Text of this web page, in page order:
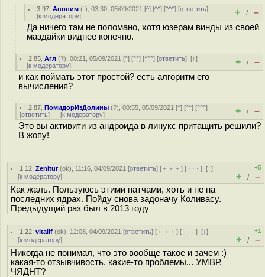
3.97 ,Аноним (-), 03:30, 05/09/2021 [^] [^^] [^^^] [ответить]
[к модератору] + / –
Да ничего там не поломано, хотя юзерам винды из своей
маздайки виднее конечно.
2.85 ,Агл (?), 00:21, 05/09/2021 [^] [^^] [^^^] [ответить][↑]
[к модератору] + / –
и как поймать этот простой? есть алгоритм его
вычисления?
2.87 ,ПомидорИзДолины (?), 00:55, 05/09/2021 [^] [^^] [^^^]
[ответить] [к модератору] + / –
Это вы активити из андроида в линукс притащить решили?
В жопу!
1.12 ,Zenitur(ok), 11:16, 04/09/2021 [ответить] [ ﹢﹢﹢] [ · · ·][↑]
[к модератору]
+5
+ / –
Как жаль. Пользуюсь этими патчами, хоть и не на
последних ядрах. Пойду снова задоначу Коливасу.
Предыдущий раз был в 2013 году
1.22 ,vitalif (ok), 12:08, 04/09/2021 [ответить] [ ﹢﹢﹢] [ · · ·][↓]
[к модератору]
+1
+ / –
Никогда не понимал, что это вообще такое и зачем :)
какая-то отзывчивость, какие-то проблемы... УМВР,
ЧЯДНТ?